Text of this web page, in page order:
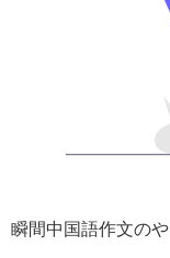
瞬間中国語作文の